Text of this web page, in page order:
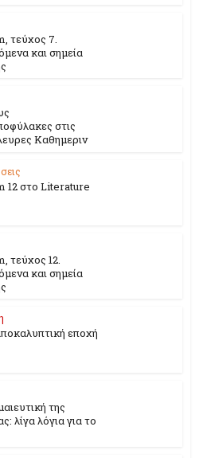
τεύχος 7.
και σημεία
στις
Καθημεριν
12 στο Literature
τεύχος 12.
και σημεία
εποχή
της
λίγα λόγια για το